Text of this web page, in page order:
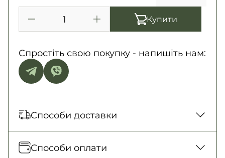
Купити
Спростіть свою покупку - напишіть нам:
Способи доставки
Відправка кожного дня. Післяплата тільки
на замовлення від 500 грн
Способи оплати